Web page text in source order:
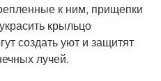
к ним, прищепки
крыльцо
создать уют и защитят
лучей.